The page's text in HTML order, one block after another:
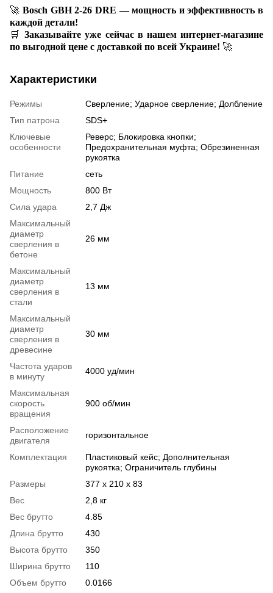
🚀Bosch GBH 2-26 DRE — мощность и эффективность в
каждой детали!
🛒Заказывайте уже сейчас в нашем интернет-магазине
по выгодной цене с доставкой по всей Украине! 🚀
Характеристики
Режимы
Сверление; Ударное сверление; Долбление
Тип патрона
SDS+
Ключевые
особенности
Реверс; Блокировка кнопки;
Предохранительная муфта; Обрезиненная
рукоятка
Питание
сеть
Мощность
800 Вт
Сила удара
2,7 Дж
Максимальный
диаметр
сверления в
бетоне
26 мм
Максимальный
диаметр
сверления в
стали
13 мм
Максимальный
диаметр
сверления в
древесине
30 мм
Частота ударов
в минуту
4000 уд/мин
Максимальная
скорость
вращения
900 об/мин
Расположение
двигателя
горизонтальное
Комплектация
Пластиковый кейс; Дополнительная
рукоятка; Ограничитель глубины
Размеры
377 х 210 х 83
Вес
2,8 кг
Вес брутто
4.85
Длина брутто
430
Высота брутто
350
Ширина брутто
110
Объем брутто
0.0166